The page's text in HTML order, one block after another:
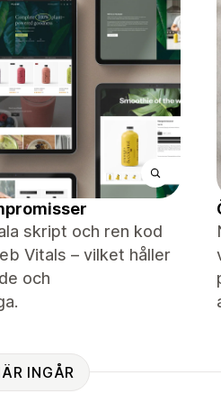
skript och ren kod
Vitals – vilket håller
och
INGÅR